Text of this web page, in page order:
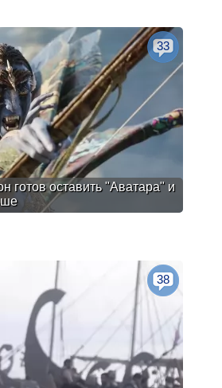
готов оставить "Аватара" и
33
38